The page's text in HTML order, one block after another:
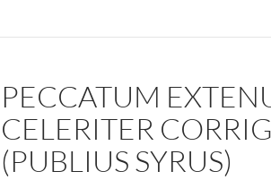
PECCATUM
CELERITER
(PUBLIUS SYRUS)